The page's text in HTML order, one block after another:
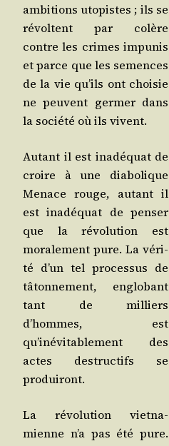
ambi­tions uto­pistes ; ils se
révoltent par colère
contre les crimes impu­nis
et parce que les semences
de la vie qu’ils ont choi­sie
ne peuvent ger­mer dans
la socié­té où ils vivent.
Autant il est inadé­quat de
croire à une dia­bo­lique
Menace rouge, autant il
est inadé­quat de pen­ser
que la révo­lu­tion est
mora­le­ment pure. La véri­
té d’un tel pro­ces­sus de
tâton­ne­ment, englo­bant
tant de mil­liers
d’hommes, est
qu’inévitablement des
actes des­truc­tifs se
produiront.
La révo­lu­tion viet­na­
mienne n’a pas été pure.